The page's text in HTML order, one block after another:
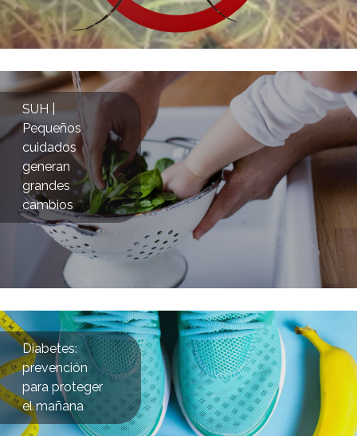
SUH |
Pequeños
cuidados
generan
grandes
cambios
Diabetes:
prevención
para proteger
el mañana